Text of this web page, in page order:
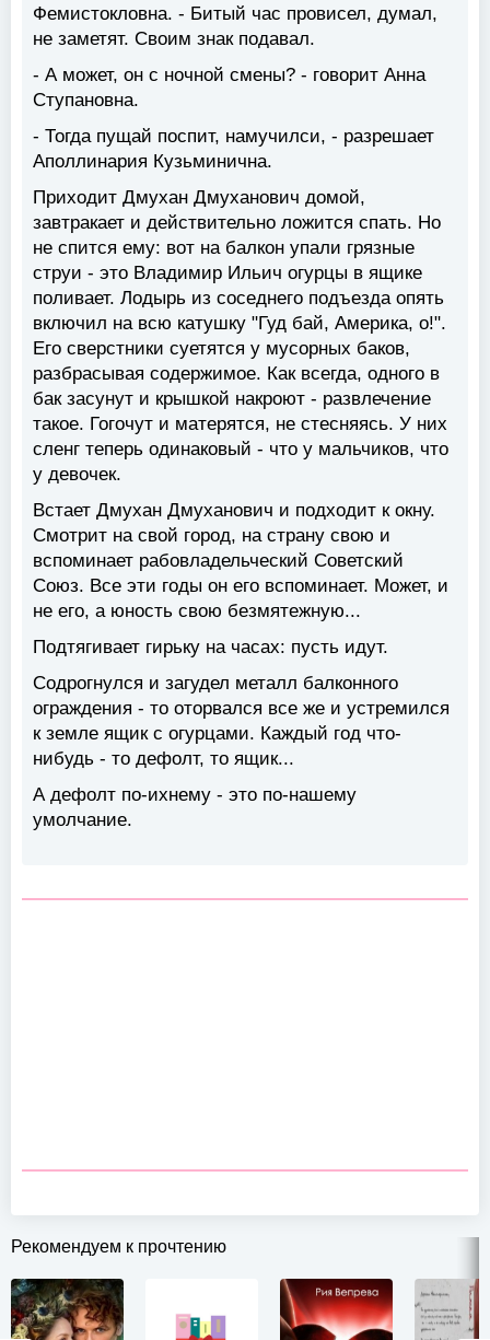
Фемистокловна. - Битый час провисел, думал,
не заметят. Своим знак подавал.
- А может, он с ночной смены? - говорит Анна
Ступановна.
- Тогда пущай поспит, намучилси, - разрешает
Аполлинария Кузьминична.
Приходит Дмухан Дмуханович домой,
завтракает и действительно ложится спать. Но
не спится ему: вот на балкон упали грязные
струи - это Владимир Ильич огурцы в ящике
поливает. Лодырь из соседнего подъезда опять
включил на всю катушку "Гуд бай, Америка, о!".
Его сверстники суетятся у мусорных баков,
разбрасывая содержимое. Как всегда, одного в
бак засунут и крышкой накроют - развлечение
такое. Гогочут и матерятся, не стесняясь. У них
сленг теперь одинаковый - что у мальчиков, что
у девочек.
Встает Дмухан Дмуханович и подходит к окну.
Смотрит на свой город, на страну свою и
вспоминает рабовладельческий Советский
Союз. Все эти годы он его вспоминает. Может, и
не его, а юность свою безмятежную...
Подтягивает гирьку на часах: пусть идут.
Содрогнулся и загудел металл балконного
ограждения - то оторвался все же и устремился
к земле ящик с огурцами. Каждый год что-
нибудь - то дефолт, то ящик...
А дефолт по-ихнему - это по-нашему
умолчание.
Рекомендуем к прочтению